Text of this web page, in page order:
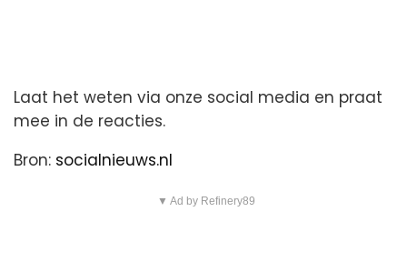
Laat het weten via onze social media en praat
mee in de reacties.
Bron: socialnieuws.nl
▼ Ad by Refinery89